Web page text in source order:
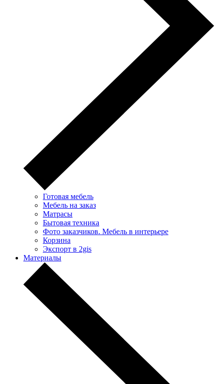
Готовая мебель
Мебель на заказ
Матрасы
Бытовая техника
Фото заказчиков. Мебель в интерьере
Корзина
Экспорт в 2gis
Материалы